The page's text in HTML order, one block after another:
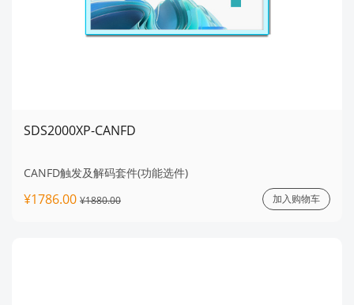
SDS2000XP-CANFD
CANFD触发及解码套件(功能选件)
¥1786.00 ¥1880.00 加入购物车